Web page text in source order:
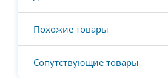
Похожие товары
Сопутствующие товары